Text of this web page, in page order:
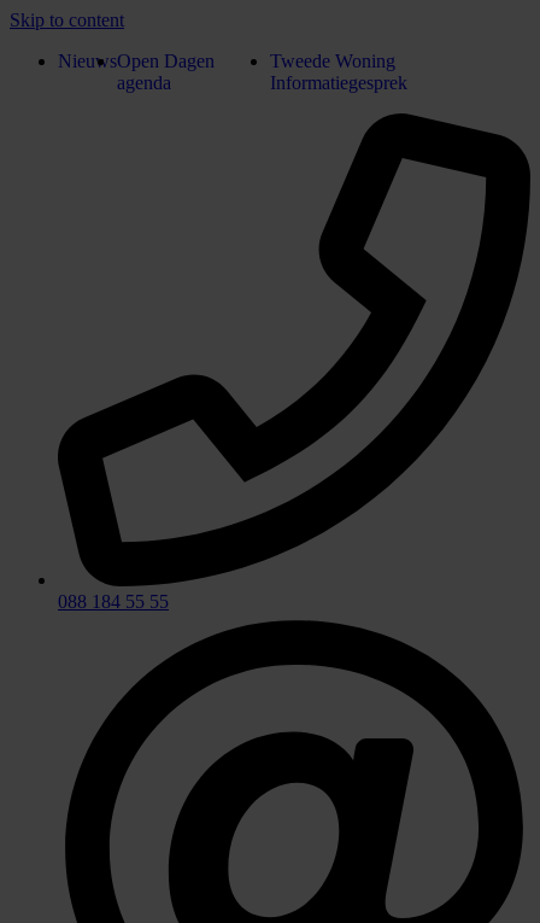
Skip to content
NieuwsOpen Dagen
agenda
Tweede Woning
Informatiegesprek
088 184 55 55